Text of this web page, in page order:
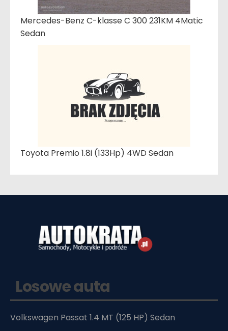
Mercedes-Benz C-klasse C 300 231KM 4Matic
Sedan
Toyota Premio 1.8i (133Hp) 4WD Sedan
Losowe auta
Volkswagen Passat 1.4 MT (125 HP) Sedan